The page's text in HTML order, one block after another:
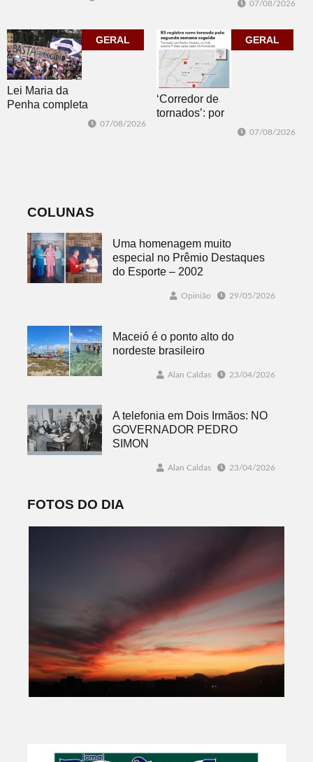
jogos
corpo que cai”
07/08/2026
GERAL
Lei Maria da
Penha completa
07/08/2026
GERAL
‘Corredor de
tornados’: por
07/08/2026
COLUNAS
Uma homenagem muito
especial no Prêmio Destaques
do Esporte – 2002
Opinião 29/05/2026
Maceió é o ponto alto do
nordeste brasileiro
Alan Caldas 23/04/2026
A telefonia em Dois Irmãos: NO
GOVERNADOR PEDRO
SIMON
Alan Caldas 23/04/2026
FOTOS DO DIA